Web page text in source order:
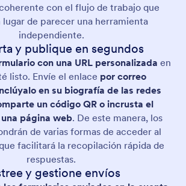
con el flujo de trabajo que
lugar de parecer una herramienta
independiente.
y publique en segundos
con una URL personalizada en
listo. Envíe el enlace por correo
en su biografía de las redes
un código QR o incrusta el
página web. De este manera, los
de varias formas de acceder al
facilitará la recopilación rápida de
respuestas.
y gestione envíos